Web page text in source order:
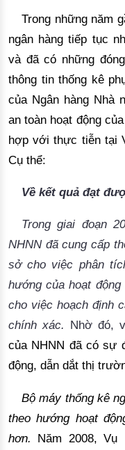
Trong những năm
ngân hàng tiếp tục
và đã có những
thông tin thống kê
của Ngân hàng Nhà
an toàn hoạt động của
hợp với thực tiễn tại
Cụ thể:
Về kết quả đạt
Trong giai đoạn
NHNN đã cung cấp
sở cho việc phân
hướng của hoạt
cho việc hoạch định
chính xác. Nhờ đó,
của NHNN đã có sự
động, dẫn dắt thị
Bộ máy thống kê
theo hướng hoạt
hơn. Năm 2008, Vụ